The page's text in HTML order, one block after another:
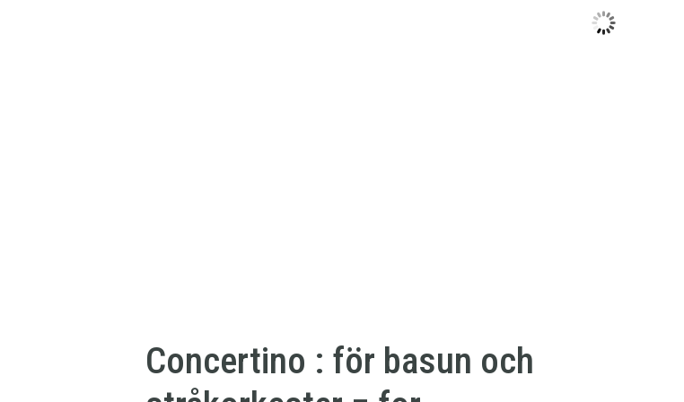
Concertino : för basun och